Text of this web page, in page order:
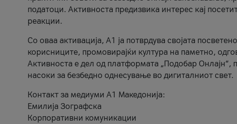
податоци. Активноста предизвика интерес кај
реакции.
Со оваа активација, А1 ја потврдува својата
корисниците, промовирајќи култура на паметно,
Активноста е дел од платформата „Подобар Онлајн“,
насоки за безбедно однесување во дигиталниот свет.
Контакт за медиуми А1 Македонија:
Емилија Зографска
Корпоративни комуникации